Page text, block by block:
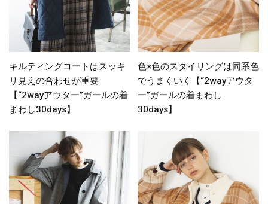
キルティングコートはスッキ
リ見えの合わせが重要
【“2wayアウター”ガールの着
まわし30days】
色×色のスタイリングは同系色
でうまくいく【“2wayアウタ
ー”ガールの着まわし
30days】